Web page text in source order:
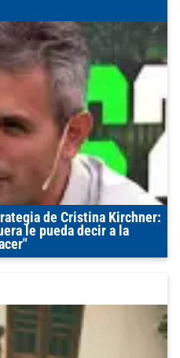
de Cristina Kirchner:
le pueda decir a la